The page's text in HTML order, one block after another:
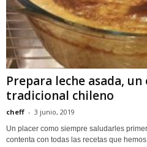
Prepara leche asada,
tradicional chileno
cheff - 3 junio, 2019
Un placer como siempre saludarles
contenta con todas las recetas que